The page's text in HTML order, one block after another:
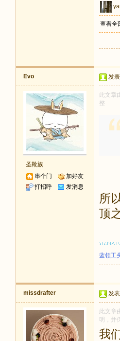
查看全
Evo
圣靴族
串个门
加好友
打招呼
发消息
发
此文章
整
所
顶
蓝领工
missdrafter 发
此文章
明，并
我